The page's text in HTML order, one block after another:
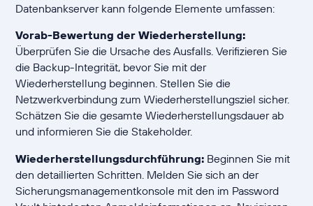
Datenbankserver kann folgende Elemente umfassen:
Vorab-Bewertung der Wiederherstellung:
Überprüfen Sie die Ursache des Ausfalls. Verifizieren Sie
die Backup-Integrität, bevor Sie mit der
Wiederherstellung beginnen. Stellen Sie die
Netzwerkverbindung zum Wiederherstellungsziel sicher.
Schätzen Sie die gesamte Wiederherstellungsdauer ab
und informieren Sie die Stakeholder.
Wiederherstellungsdurchführung: Beginnen Sie mit
den detaillierten Schritten. Melden Sie sich an der
Sicherungsmanagementkonsole mit den im Password